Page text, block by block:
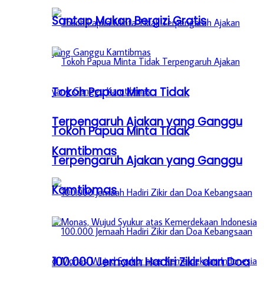
Tokoh Papua Minta Tidak
Terpengaruh Ajakan yang Ganggu
Kamtibmas
100.000 Jemaah Hadiri Zikir dan Doa
Santap Makan Bergizi Gratis
Tokoh Papua Minta Tidak
Terpengaruh Ajakan yang Ganggu
Kamtibmas